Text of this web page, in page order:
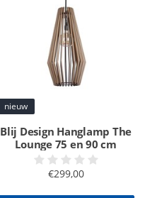
nieuw
Blij Design Hanglamp The
Lounge 75 en 90 cm
€299,00